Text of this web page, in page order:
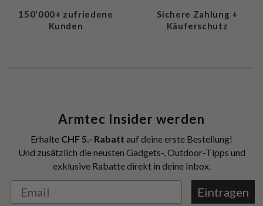
150'000+ zufriedene
Kunden
Sichere Zahlung +
Käuferschutz
Armtec Insider werden
Erhalte CHF 5.- Rabatt auf deine erste Bestellung!
Und zusätzlich die neusten Gadgets-, Outdoor-Tipps und
exklusive Rabatte direkt in deine Inbox.
Eintragen